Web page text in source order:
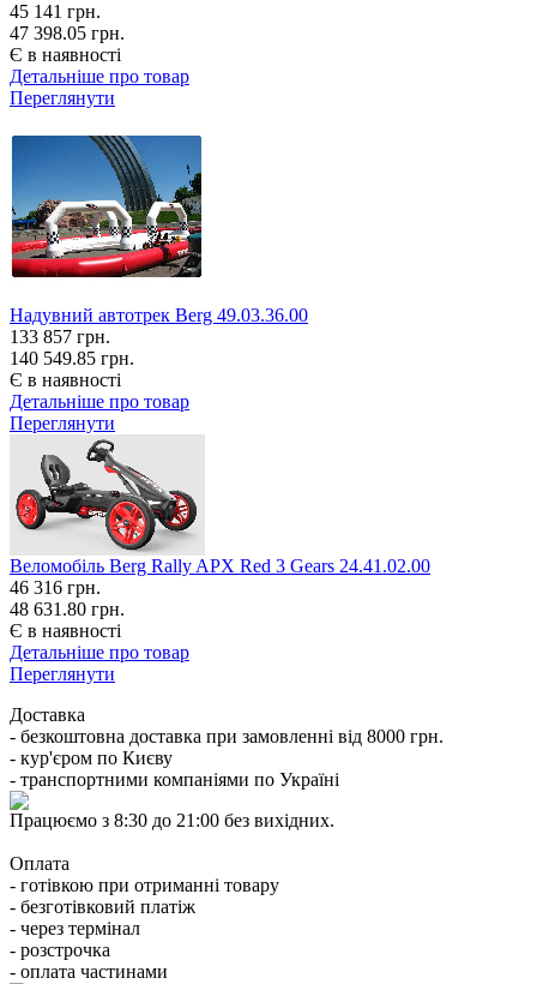
45 141 грн.
47 398.05 грн.
Є в наявності
Детальніше про товар
Переглянути
Надувний автотрек Berg 49.03.36.00
133 857 грн.
140 549.85 грн.
Є в наявності
Детальніше про товар
Переглянути
Веломобіль Berg Rally APX Red 3 Gears 24.41.02.00
46 316 грн.
48 631.80 грн.
Є в наявності
Детальніше про товар
Переглянути
Доставка
- безкоштовна доставка при замовленні від 8000 грн.
- кур'єром по Києву
- транспортними компаніями по Україні
Працюємо з 8:30 до 21:00 без вихідних.
Оплата
- готівкою при отриманні товару
- безготівковий платіж
- через термінал
- розстрочка
- оплата частинами